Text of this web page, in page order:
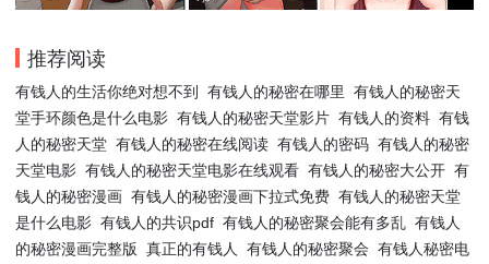
推荐阅读
有钱人的生活你绝对想不到 有钱人的秘密在哪里
有钱人的秘密天
堂手环颜色是什么电影 有钱人的秘密天堂影片 有钱人的资料 有钱
人的秘密天堂 有钱人的秘密在线阅读 有钱人的密码 有钱人的秘密
天堂电影 有钱人的秘密天堂电影在线观看 有钱人的秘密大公开 有
钱人的秘密漫画 有钱人的秘密漫画下拉式免费 有钱人的秘密天堂
是什么电影 有钱人的共识pdf 有钱人的秘密聚会能有多乱 有钱人
的秘密漫画完整版 真正的有钱人 有钱人的秘密聚会 有钱人秘密电